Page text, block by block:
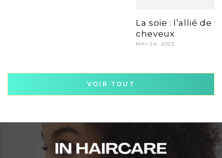
La soie : l’allié de
cheveux
MAI 24, 2023
VOIR TOUT